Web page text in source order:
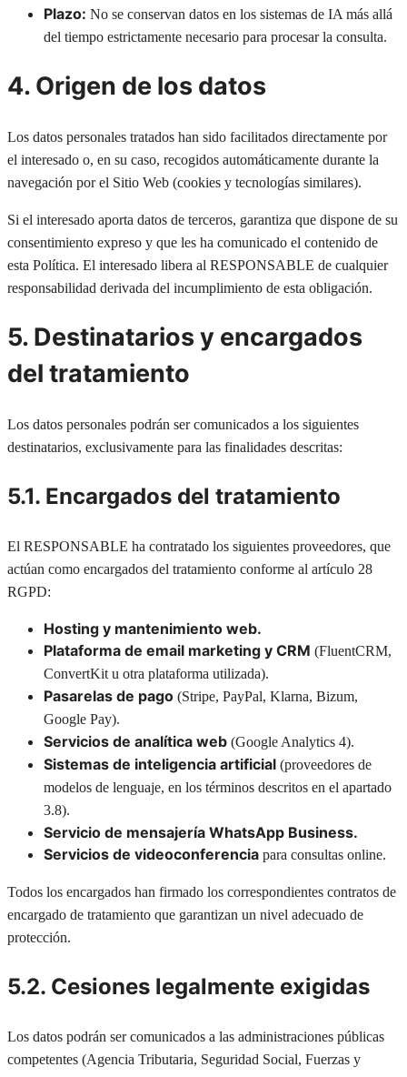
Plazo: No se conservan datos en los sistemas de IA más allá
del tiempo estrictamente necesario para procesar la consulta.
4. Origen de los datos
Los datos personales tratados han sido facilitados directamente por
el interesado o, en su caso, recogidos automáticamente durante la
navegación por el Sitio Web (cookies y tecnologías similares).
Si el interesado aporta datos de terceros, garantiza que dispone de su
consentimiento expreso y que les ha comunicado el contenido de
esta Política. El interesado libera al RESPONSABLE de cualquier
responsabilidad derivada del incumplimiento de esta obligación.
5. Destinatarios y encargados
del tratamiento
Los datos personales podrán ser comunicados a los siguientes
destinatarios, exclusivamente para las finalidades descritas:
5.1. Encargados del tratamiento
El RESPONSABLE ha contratado los siguientes proveedores, que
actúan como encargados del tratamiento conforme al artículo 28
RGPD:
Hosting y mantenimiento web.
Plataforma de email marketing y CRM (FluentCRM,
ConvertKit u otra plataforma utilizada).
Pasarelas de pago (Stripe, PayPal, Klarna, Bizum,
Google Pay).
Servicios de analítica web (Google Analytics 4).
Sistemas de inteligencia artificial (proveedores de
modelos de lenguaje, en los términos descritos en el apartado
3.8).
Servicio de mensajería WhatsApp Business.
Servicios de videoconferencia para consultas online.
Todos los encargados han firmado los correspondientes contratos de
encargado de tratamiento que garantizan un nivel adecuado de
protección.
5.2. Cesiones legalmente exigidas
Los datos podrán ser comunicados a las administraciones públicas
competentes (Agencia Tributaria, Seguridad Social, Fuerzas y